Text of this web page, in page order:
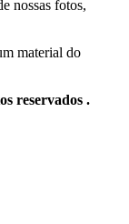
nossas fotos,
material do
reservados .